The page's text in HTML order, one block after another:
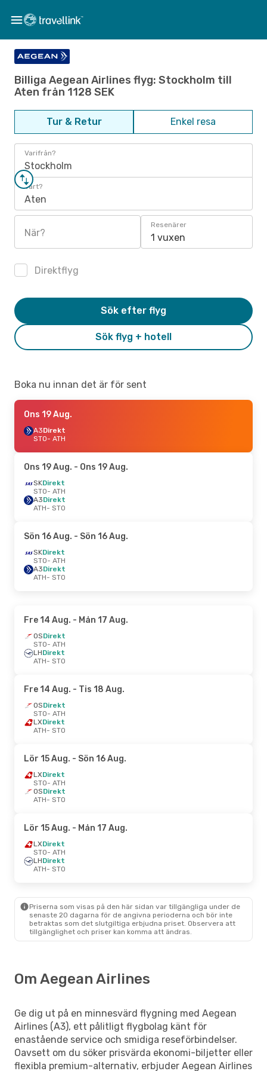
Billiga Aegean Airlines flyg: Stockholm till
Aten från 1128 SEK
Tur & Retur Enkel resa
Varifrån?
Stockholm
Vart?
Aten
När?
Resenärer
1 vuxen
Direktflyg
Sök flyg + hotell
Sök efter flyg
Boka nu innan det är för sent
Ons 19 Aug.
A3Direkt
STO- ATH
Ons 19 Aug. - Ons 19 Aug.
SKDirekt
STO- ATH
A3Direkt
ATH- STO
Sön 16 Aug. - Sön 16 Aug.
SKDirekt
STO- ATH
A3Direkt
ATH- STO
Fre 14 Aug. - Mån 17 Aug.
OSDirekt
STO- ATH
LHDirekt
ATH- STO
Fre 14 Aug. - Tis 18 Aug.
OSDirekt
STO- ATH
LXDirekt
ATH- STO
Lör 15 Aug. - Sön 16 Aug.
LXDirekt
STO- ATH
OSDirekt
ATH- STO
Lör 15 Aug. - Mån 17 Aug.
LXDirekt
STO- ATH
LHDirekt
ATH- STO
Priserna som visas på den här sidan var tillgängliga under de
senaste 20 dagarna för de angivna perioderna och bör inte
betraktas som det slutgiltiga erbjudna priset. Observera att
tillgänglighet och priser kan komma att ändras.
Om Aegean Airlines
Ge dig ut på en minnesvärd flygning med Aegean
Airlines (A3), ett pålitligt flygbolag känt för
enastående service och smidiga reseförbindelser.
Oavsett om du söker prisvärda ekonomi-biljetter eller
flexibla premium-alternativ, erbjuder Aegean Airlines